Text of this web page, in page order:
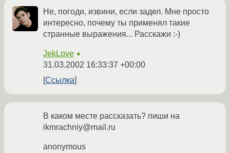
Не, погоди, извини, если задел. Мне просто
интересно, почему ты применял такие
странные выражения... Расскажи :-)
JekLove ★
31.03.2002 16:33:37 +00:00
Ссылка
В каком месте рассказать? пиши на
ikmrachniy@mail.ru
anonymous